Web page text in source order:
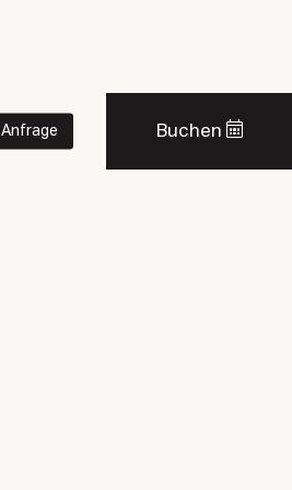
Anfrage Buchen